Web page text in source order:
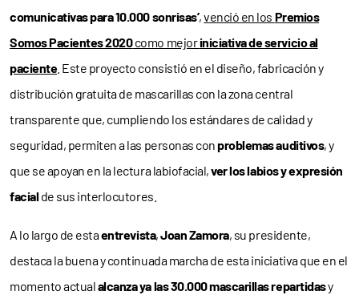
comunicativas para 10.000 sonrisas’,venció en los Premios
Somos Pacientes 2020como mejoriniciativa de servicio al
paciente. Este proyecto consistió en el diseño, fabricación y
distribución gratuita de mascarillas con la zona central
transparente que, cumpliendo los estándares de calidad y
seguridad, permiten a las personas conproblemas auditivos, y
que se apoyan en la lectura labiofacial,ver los labios y expresión
facialde sus interlocutores.
A lo largo de estaentrevista,Joan Zamora, su presidente,
destaca la buena y continuada marcha de esta iniciativa que en el
momento actualalcanza ya las 30.000 mascarillas repartidasy